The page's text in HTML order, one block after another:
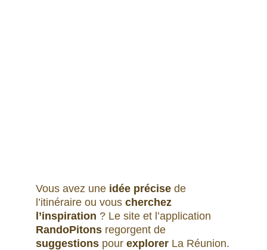
Vous avez une idée précise de
l’itinéraire ou vous cherchez
l’inspiration ? Le site et l’application
RandoPitons regorgent de
suggestions pour explorer La Réunion.